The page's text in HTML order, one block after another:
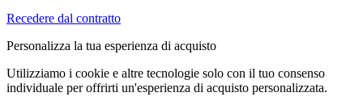
Recedere dal contratto
Personalizza la tua esperienza di acquisto
Utilizziamo i cookie e altre tecnologie solo con il tuo consenso
individuale per offrirti un'esperienza di acquisto personalizzata.